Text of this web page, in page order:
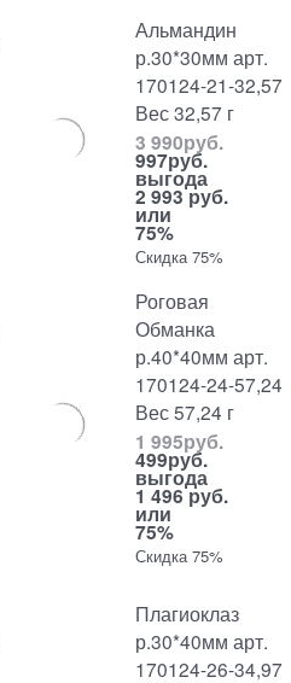
Альмандин
р.30*30мм арт.
170124-21-32,57
Вес 32,57 г
3 990руб.
997руб.
выгода
2 993 руб.
или
75%
Скидка 75%
Роговая
Обманка
р.40*40мм арт.
170124-24-57,24
Вес 57,24 г
1 995руб.
499руб.
выгода
1 496 руб.
или
75%
Скидка 75%
Плагиоклаз
р.30*40мм арт.
170124-26-34,97